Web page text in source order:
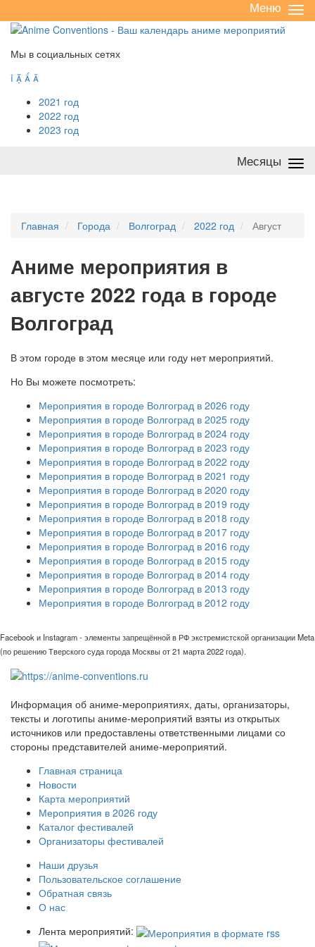
/
Меню
Мы в социальных сетях
   
2021 год
2022 год
2023 год
Месяцы
Главная Города Волгоград 2022 год Август
Аниме мероприятия в
августе 2022 года в городе
Волгоград
В этом городе в этом месяце или году нет мероприятий.
Но Вы можете посмотреть:
Мероприятия в городе Волгоград в 2026 году
Мероприятия в городе Волгоград в 2025 году
Мероприятия в городе Волгоград в 2024 году
Мероприятия в городе Волгоград в 2023 году
Мероприятия в городе Волгоград в 2022 году
Мероприятия в городе Волгоград в 2021 году
Мероприятия в городе Волгоград в 2020 году
Мероприятия в городе Волгоград в 2019 году
Мероприятия в городе Волгоград в 2018 году
Мероприятия в городе Волгоград в 2017 году
Мероприятия в городе Волгоград в 2016 году
Мероприятия в городе Волгоград в 2015 году
Мероприятия в городе Волгоград в 2014 году
Мероприятия в городе Волгоград в 2013 году
Мероприятия в городе Волгоград в 2012 году
Facebook и Instagram - элементы запрещённой в РФ экстремистской организации Meta
(по решению Тверского суда города Москвы от 21 марта 2022 года).
Информация об аниме-мероприятиях, даты, организаторы,
тексты и логотипы аниме-мероприятий взяты из открытых
источников или предоставлены ответственными лицами со
стороны представителей аниме-мероприятий.
Главная страница
Новости
Карта мероприятий
Мероприятия в 2026 году
Каталог фестивалей
Организаторы фестивалей
Наши друзья
Пользовательское соглашение
Обратная связь
О нас
Лента мероприятий: